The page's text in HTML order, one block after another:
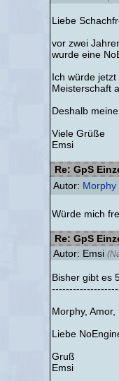
Liebe
vor zwei
wurde eine
Ich würde
Meisterschaft
Deshalb
Viele Grüße
Emsi
Re: GpS
Autor: Morphy
Würde mich
Re: GpS
Autor: Emsi
Bisher gibt es
Morphy, Amor,
Liebe
Gruß
Emsi